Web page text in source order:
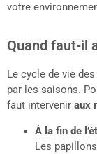
votre
Quand faut-il
Le cycle de vie
par les saisons.
faut intervenir aux
À la fin de
Les